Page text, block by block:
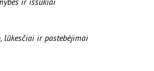
lūkesčiai ir pastebėjimai